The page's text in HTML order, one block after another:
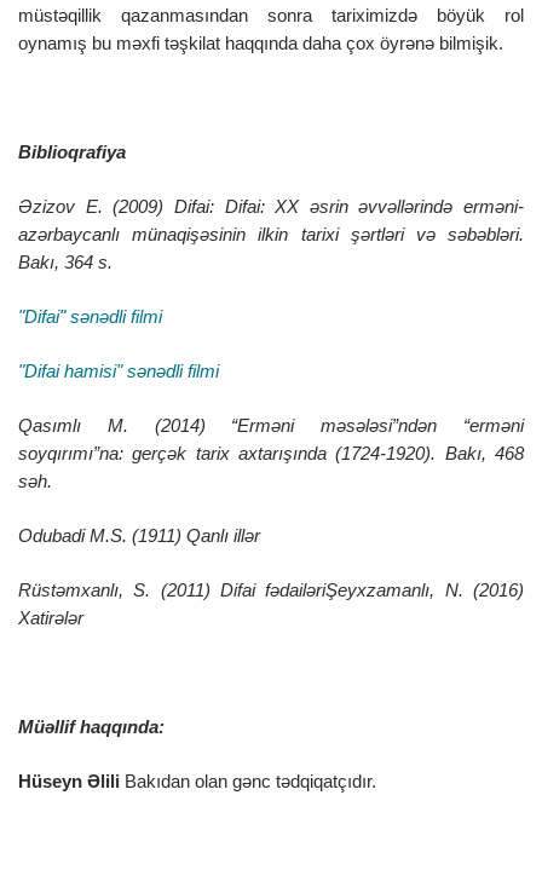
müstəqillik qazanmasından sonra tariximizdə böyük rol
oynamış bu məxfi təşkilat haqqında daha çox öyrənə bilmişik.
Biblioqrafiya
Əzizov E. (2009) Difai: Difai: XX əsrin əvvəllərində erməni-
azərbaycanlı münaqişəsinin ilkin tarixi şərtləri və səbəbləri.
Bakı, 364 s.
"Difai" sənədli filmi
"Difai hamisi" sənədli filmi
Qasımlı M. (2014) “Erməni məsələsi”ndən “erməni
soyqırımı”na: gerçək tarix axtarışında (1724-1920). Bakı, 468
səh.
Odubadi M.S. (1911) Qanlı illər
Rüstəmxanlı, S. (2011) Difai fədailəriŞeyxzamanlı, N. (2016)
Xatirələr
Müəllif haqqında:
Hüseyn Əlili Bakıdan olan gənc tədqiqatçıdır.